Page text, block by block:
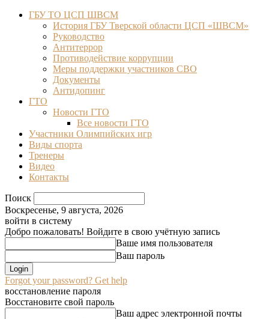
ГБУ ТО ЦСП ШВСМ
История ГБУ Тверской области ЦСП «ШВСМ»
Руководство
Антитеррор
Противодействие коррупции
Меры поддержки участников СВО
Документы
Антидопинг
ГТО
Новости ГТО
Все новости ГТО
Участники Олимпийских игр
Виды спорта
Тренеры
Видео
Контакты
Поиск
Воскресенье, 9 августа, 2026
войти в систему
Добро пожаловать! Войдите в свою учётную запись
Ваше имя пользователя
Ваш пароль
Forgot your password? Get help
восстановление пароля
Восстановите свой пароль
Ваш адрес электронной почты